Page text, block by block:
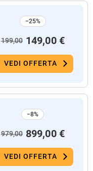
−25%
199,00 149,00 €
VEDI OFFERTA
−8%
979,00 899,00 €
VEDI OFFERTA